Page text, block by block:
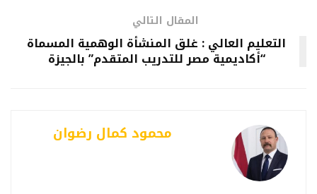
المقال التالي
التعليم العالي : غلق المنشأة الوهمية المسماة
“أكاديمية مصر للتدريب المتقدم” بالجيزة
محمود كمال رضوان